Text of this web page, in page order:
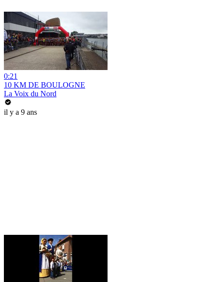
0:21
10 KM DE BOULOGNE
La Voix du Nord
il y a 9 ans